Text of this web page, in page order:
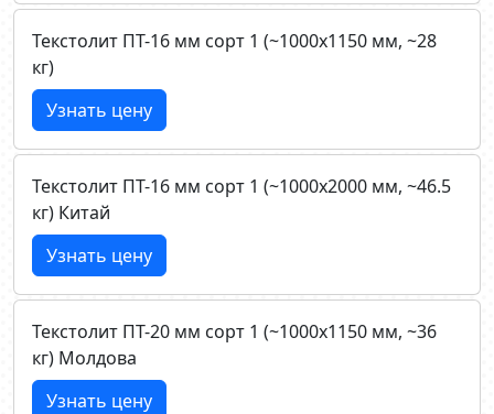
Текстолит ПТ-16 мм сорт 1 (~1000х1150 мм, ~28
кг)
Узнать цену
Текстолит ПТ-16 мм сорт 1 (~1000х2000 мм, ~46.5
кг) Китай
Узнать цену
Текстолит ПТ-20 мм сорт 1 (~1000х1150 мм, ~36
кг) Молдова
Узнать цену